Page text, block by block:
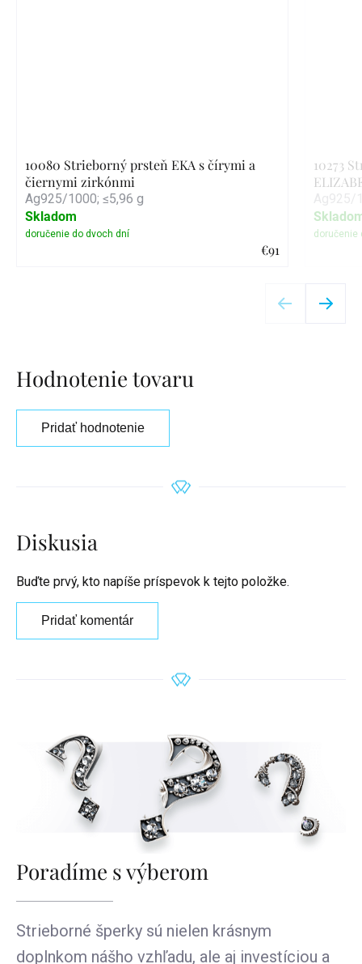
10080 Strieborný prsteň EKA s čírymi a
čiernymi zirkónmi
Ag925/1000; ≤5,96 g
€91
Skladom
10273
Hodnotenie tovaru
Pridať hodnotenie
Diskusia
Buďte prvý, kto napíše príspevok k tejto položke.
Pridať komentár
Poradíme s výberom
Strieborné šperky sú nielen krásnym
doplnkom nášho vzhľadu, ale aj investíciou a